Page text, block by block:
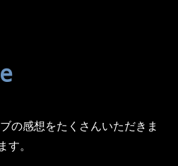
の感想をたくさんいただきま
。